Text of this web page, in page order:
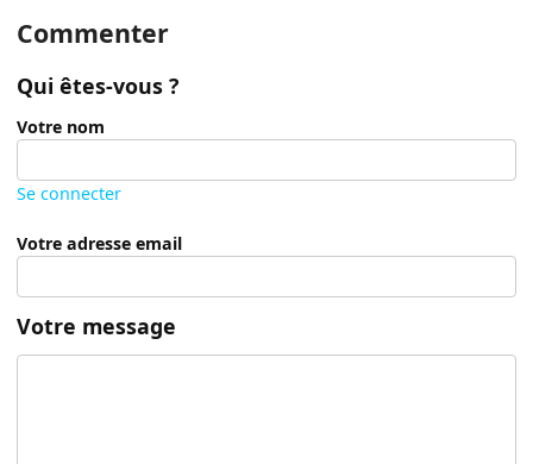
Commenter
Qui êtes-vous ?
Votre nom
Se connecter
Votre adresse email
Votre message